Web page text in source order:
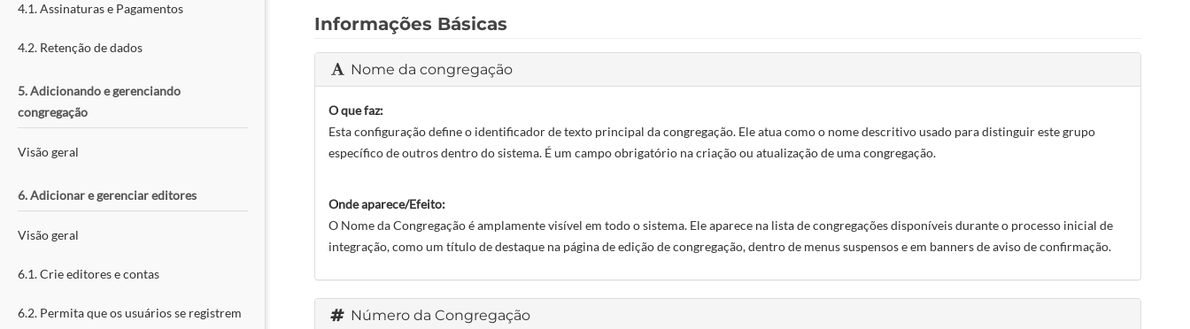
4.1. Assinaturas e Pagamentos
4.2. Retenção de dados
5. Adicionando e gerenciando
congregação
Visão geral
6. Adicionar e gerenciar editores
Visão geral
6.1. Crie editores e contas
6.2. Permita que os usuários se registrem
Informações Básicas
Nome da congregação
O que faz:
Esta configuração define o identificador de texto principal da congregação. Ele atua como o nome descritivo usado para distinguir este grupo
específico de outros dentro do sistema. É um campo obrigatório na criação ou atualização de uma congregação.
Onde aparece/Efeito:
O Nome da Congregação é amplamente visível em todo o sistema. Ele aparece na lista de congregações disponíveis durante o processo inicial de
integração, como um título de destaque na página de edição de congregação, dentro de menus suspensos e em banners de aviso de confirmação.
Número da Congregação